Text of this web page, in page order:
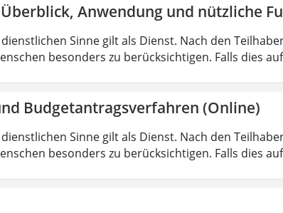
Überblick, Anwendung und nützliche
Sinne gilt als Dienst. Nach den
besonders zu berücksichtigen. Falls dies
Budgetantragsverfahren (Online)
Sinne gilt als Dienst. Nach den
besonders zu berücksichtigen. Falls dies